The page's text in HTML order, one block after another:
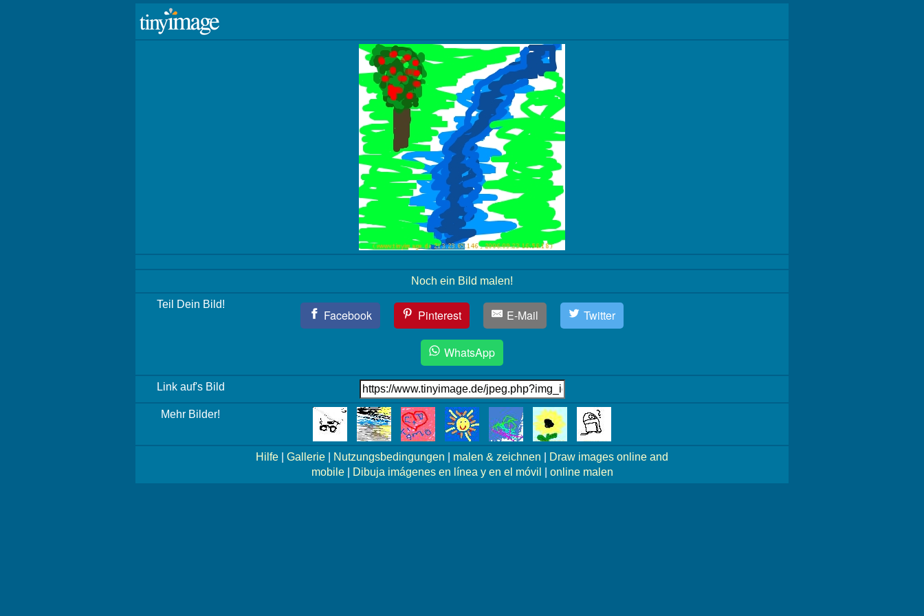
Noch ein Bild malen!
Teil Dein Bild!
Facebook Pinterest E-Mail Twitter
WhatsApp
Link auf's Bild
Mehr Bilder!
Hilfe Gallerie Nutzungsbedingungen malen & zeichnen
Draw images online and
mobile| Dibuja imágenes en línea y en el móvil online malen